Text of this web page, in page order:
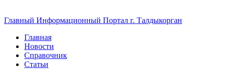
Главный Информационный Портал г. Талдыкорган
Главная
Новости
Справочник
Статьи